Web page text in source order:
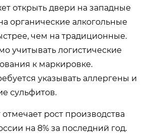
открыть двери на западные
органические алкогольные
чем на традиционные.
учитывать логистические
к маркировке.
указывать аллергены и
сульфитов.
отмечает рост производства
на 8% за последний год.